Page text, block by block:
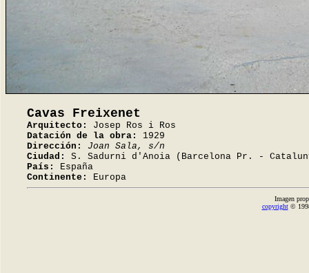
Cavas Freixenet
Arquitecto:
Josep Ros i Ros
Datación de la obra:
1929
Dirección:
Joan Sala, s/n
Ciudad:
S. Sadurni d'Anoia (Barcelona Pr. -
País:
España
Continente:
Europa
Imagen
copyright©